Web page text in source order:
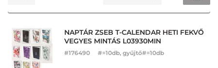
NAPTÁR ZSEB T-CALENDAR HETI FEKVŐ
VEGYES MINTÁS L03930MIN
#176490 #=10db, gyűjtő#=10db